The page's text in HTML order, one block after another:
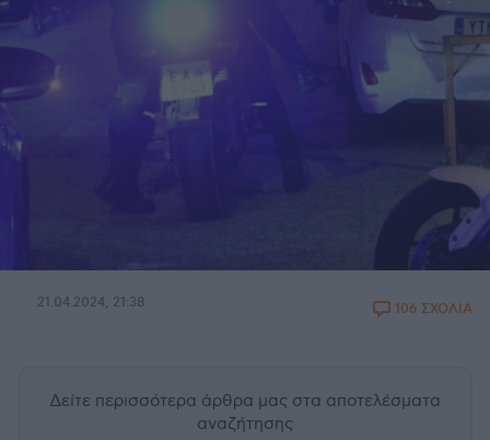
21.04.2024, 21:38 106 ΣΧΟΛΙΑ
Δείτε περισσότερα άρθρα μας στα αποτελέσματα
αναζήτησης